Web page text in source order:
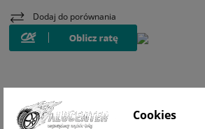
Dodaj do porównania
WIZUALIZACJA NA
Cookies